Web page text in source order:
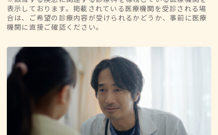
表示しております。掲載されている医療機関を受診される場
合は、ご希望の診療内容が受けられるかどうか、事前に医療
機関に直接ご確認ください。